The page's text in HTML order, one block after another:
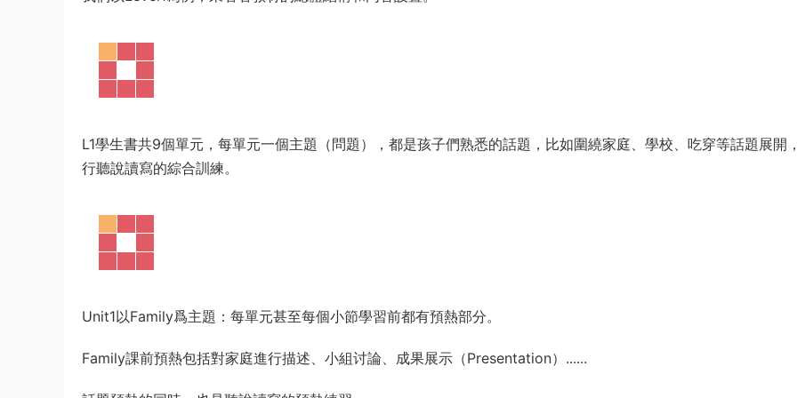
L1學生書共9個單元，每單元一個主題（問題），都是孩子們熟悉的話題，比如圍繞家庭、學校、吃穿等話題展開
行聽說讀寫的綜合訓練。
Unit1以Family爲主題：每單元甚至每個小節學習前都有預熱部分。
Family課前預熱包括對家庭進行描述、小組讨論、成果展示（Presentation）......